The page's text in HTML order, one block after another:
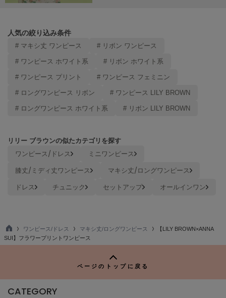
null.
ヌル
オン
ORGUE
オルグ
ORR
パトリック
poláura
人気の絞り込み条件
# マキシ丈 ワンピース # リボン ワンピース
# ワンピース ホワイト系 # リボン ホワイト系
# ワンピース プリント # ワンピース フェミニン
# ロングワンピース リボン # ワンピース LILY BROWN
# ロングワンピース ホワイト系 # リボン LILY BROWN
リリー ブラウンの似たカテゴリを探す
ワンピース/ドレス
ミニワンピース
膝丈/ミディ丈ワンピース
マキシ丈/ロングワンピース
ドレス
チュニック セットアップ オールインワン
TO
P
ワンピース/ドレス マキシ丈/ロングワンピース
【LILY BROWN×ANNA
SUI】フラワープリントワンピース
ページのトップに戻る
CATEGORY